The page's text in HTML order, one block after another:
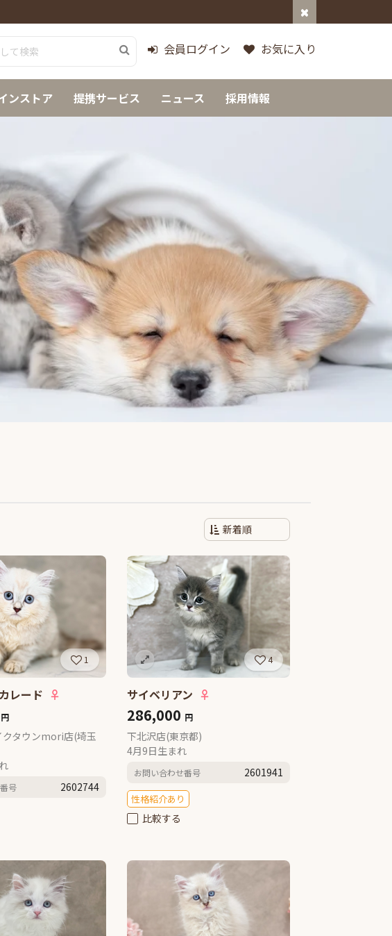
会員ログイン お気に入り
ンストア 提携サービス ニュース 採用情報
1
レード ♀
円
クタウンmori店(埼玉
号 2602744
4
サイベリアン ♀
286,000 円
下北沢店(東京都)
4月9日生まれ
お問い合わせ番号 2601941
性格紹介あり
比較する